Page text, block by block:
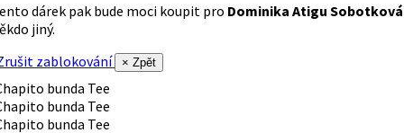
dárek pak bude moci koupit pro Dominika Atigu Sobotková
jiný.
zablokování
× Zpět